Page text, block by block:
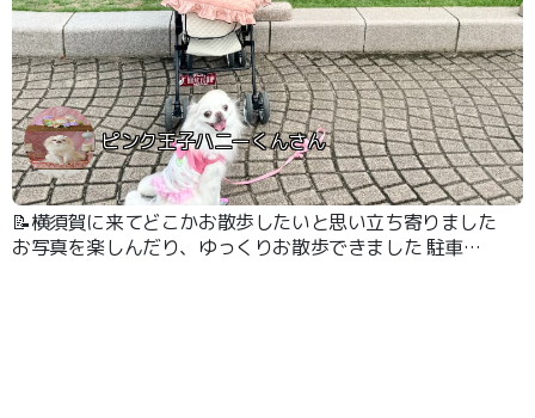
ピンク王子ハニーくんさん
📝横須賀に来てどこかお散歩したいと思い立ち寄りました
お写真を楽しんだり、ゆっくりお散歩できました 駐車場